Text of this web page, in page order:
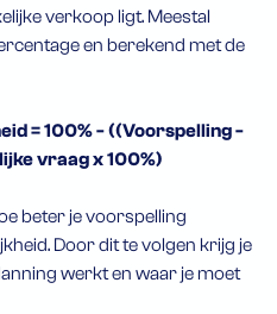
verkoop ligt. Meestal
en berekend met de
= 100% - ((Voorspelling -
vraag x 100%)
beter je voorspelling
Door dit te volgen krijg je
werkt en waar je moet